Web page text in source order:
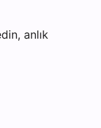
anlık